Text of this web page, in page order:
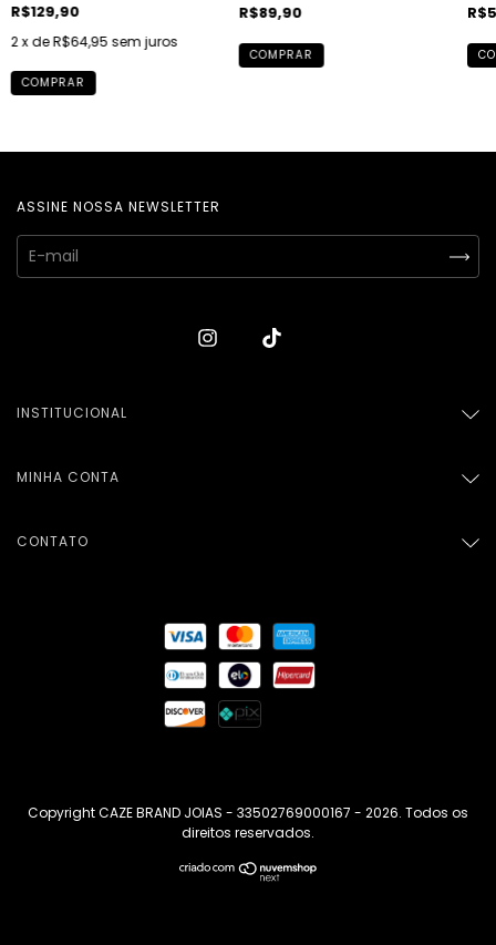
R$129,90
2x deR$64,95 sem juros
COMPRAR
R$89,90
COMPRAR
ASSINE NOSSA NEWSLETTER
INSTITUCIONAL
MINHA CONTA
CONTATO
Copyright CAZE BRAND JOIAS - 33502769000167 - 2026. Todos os
direitos reservados.